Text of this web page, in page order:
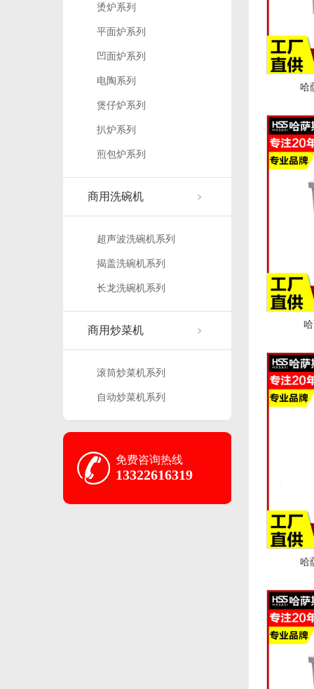
烫炉系列
平面炉系列
凹面炉系列
电陶系列
煲仔炉系列
扒炉系列
煎包炉系列
商用洗碗机
超声波洗碗机系列
揭盖洗碗机系列
长龙洗碗机系列
商用炒菜机
滚筒炒菜机系列
自动炒菜机系列
免费咨询热线
13322616319
哈
哈